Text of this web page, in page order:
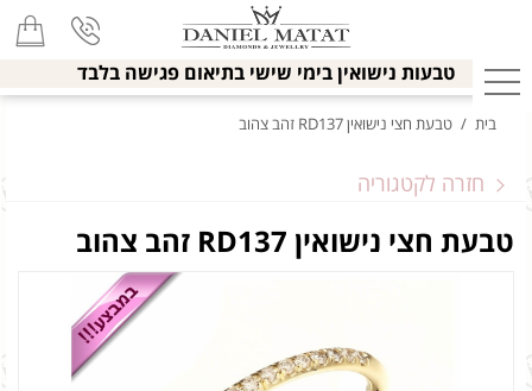
טבעות נישואין בימי שישי בתיאום פגישה בלבד
בית / טבעת חצי נישואין RD137 זהב צהוב
חזרה לקטגוריה
טבעת חצי נישואין RD137 זהב צהוב